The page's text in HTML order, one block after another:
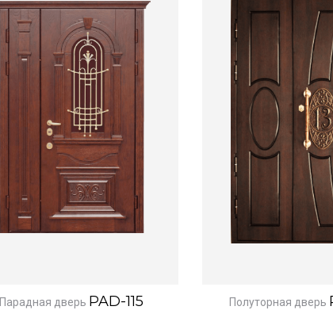
Парадная дверь PAD-115 Полуторная дверь